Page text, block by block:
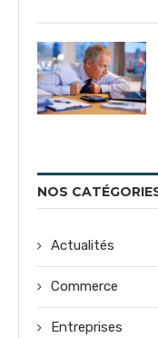
NOS
Actualités
Commerce
Entreprises